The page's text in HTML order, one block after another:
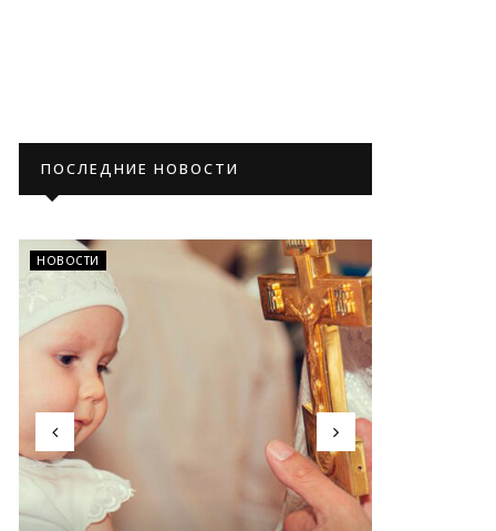
ПОСЛЕДНИЕ НОВОСТИ
НОВОСТИ